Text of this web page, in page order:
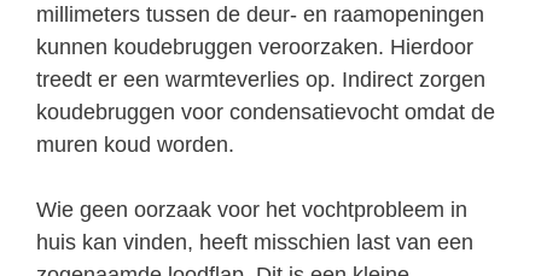
millimeters tussen de deur- en raamopeningen
kunnen koudebruggen veroorzaken. Hierdoor
treedt er een warmteverlies op. Indirect zorgen
koudebruggen voor condensatievocht omdat de
muren koud worden.
Wie geen oorzaak voor het vochtprobleem in
huis kan vinden, heeft misschien last van een